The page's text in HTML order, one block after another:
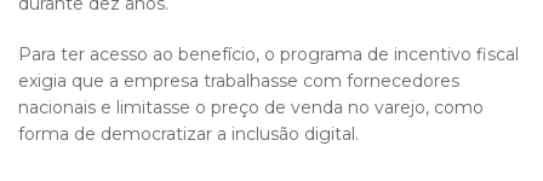
Para ter acesso ao benefício, o programa de incentivo fiscal
exigia que a empresa trabalhasse com fornecedores
nacionais e limitasse o preço de venda no varejo, como
forma de democratizar a inclusão digital.